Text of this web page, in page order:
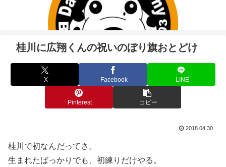
桂川に広翔くんの祝いのぼり旗おとどけ
X Facebook LINE
Pinterest コピー
2018.04.30
桂川で初なんだってさ。
生まれたばっかりでも、初練りだけやる。